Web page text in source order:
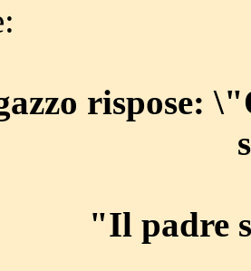
rispose:
"Il padre